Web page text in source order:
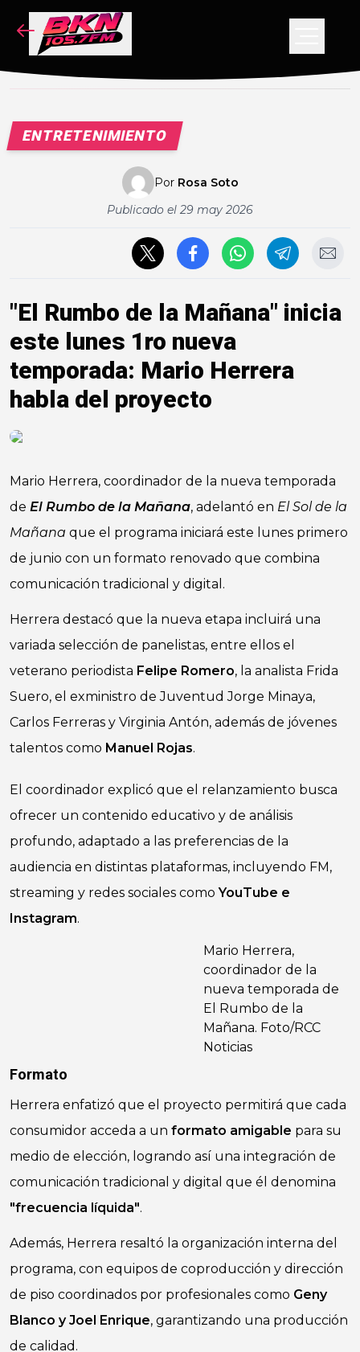
VIDEOS
ENTRETENIMIENTO
Por Rosa Soto
Publicado el 29 may 2026
"El Rumbo de la Mañana" inicia
este lunes 1ro nueva
temporada: Mario Herrera
habla del proyecto
Mario Herrera, coordinador de la nueva temporada
de El Rumbo de la Mañana, adelantó en El Sol de la
Mañana que el programa iniciará este lunes primero
de junio con un formato renovado que combina
comunicación tradicional y digital.
Herrera destacó que la nueva etapa incluirá una
variada selección de panelistas, entre ellos el
veterano periodista Felipe Romero, la analista Frida
Suero, el exministro de Juventud Jorge Minaya,
Carlos Ferreras y Virginia Antón, además de jóvenes
talentos como Manuel Rojas.
El coordinador explicó que el relanzamiento busca
ofrecer un contenido educativo y de análisis
profundo, adaptado a las preferencias de la
audiencia en distintas plataformas, incluyendo FM,
streaming y redes sociales como YouTube e
Instagram.
Mario Herrera,
coordinador de la
nueva temporada de
El Rumbo de la
Mañana. Foto/RCC
Noticias
Formato
Herrera enfatizó que el proyecto permitirá que cada
consumidor acceda a un formato amigable para su
medio de elección, logrando así una integración de
comunicación tradicional y digital que él denomina
"frecuencia líquida".
Además, Herrera resaltó la organización interna del
programa, con equipos de coproducción y dirección
de piso coordinados por profesionales como Geny
Blanco y Joel Enrique, garantizando una producción
de calidad.